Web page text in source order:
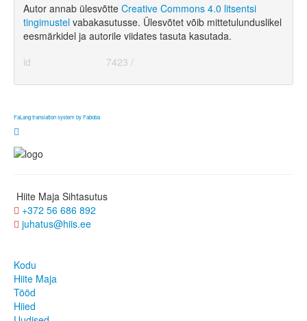
Autor annab ülesvõtteCreative Commons 4.0 litsentsi
tingimustel vabakasutusse. Ülesvõtet võib mittetulunduslikel
eesmärkidel ja autorile viidates tasuta kasutada.
id
7423 /
FaLang translation system by Faboba
Hiite Maja Sihtasutus
+372 56 686 892
juhatus@hiis.ee
Kodu
Hiite Maja
Tööd
Hiied